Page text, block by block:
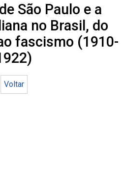
São Paulo e a
no Brasil, do
fascismo (1910-
Voltar